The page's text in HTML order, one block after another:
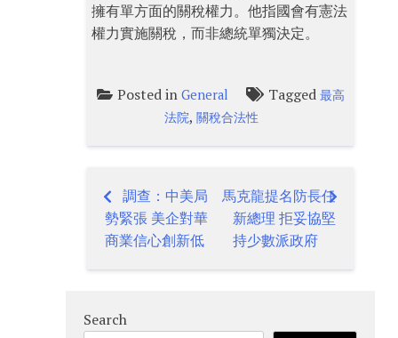
擁有單方面的關稅權力。他指國會有憲法
權力實施關稅，而非總統單獨決定。
Posted in General Tagged 最高
法院,關稅合法性
Post
navigation
調查：中美局
勢緊張 美企對華
商業信心創新低
馬克龍提名防長任
新總理 拒妥協堅
持少數派政府
Search